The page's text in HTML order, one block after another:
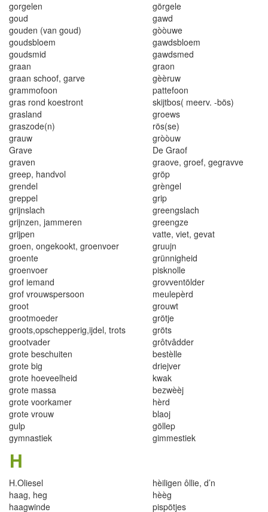
gorgelen
görgele
goud
gawd
gouden (van goud)
gòòuwe
goudsbloem gawdsbloem
goudsmid gawdsmed
graan
graon
graan schoof, garve
gèèruw
grammofoon
pattefoon
gras rond koestront skijtbos( meerv. -bös)
grasland
groews
graszode(n)
rös(se)
grauw
gròòuw
Grave
De Graof
graven
graove, groef, gegravve
greep, handvol
gröp
grendel
grèngel
greppel
grip
grijnslach
greengslach
grijnzen, jammeren
greengze
grijpen
vatte, viet, gevat
groen, ongekookt, groenvoer
gruujn
groente grünnigheid
groenvoer pisknolle
grof iemand grovventölder
grof vrouwspersoon
meulepèrd
groot
grouwt
grootmoeder
grötje
groots,opschepperig,ijdel, trots
gröts
grootvader
grôtvâdder
grote beschuiten
bestèlle
grote big driejver
grote hoeveelheid kwak
grote massa
bezwèèj
grote voorkamer hèrd
grote vrouw blaoj
gulp
göllep
gymnastiek
gimmestiek
H
H.Oliesel hèiligen ôllie, d’n
haag, heg
hèèg
haagwinde
pispötjes